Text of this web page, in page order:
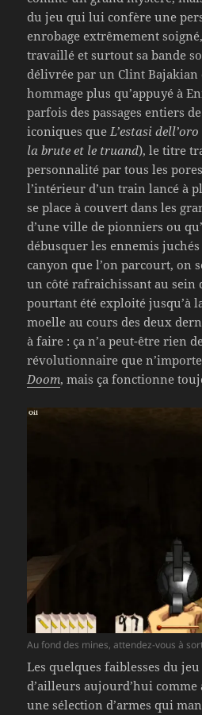
du jeu qui lui confère une
enrobage extrêmement
travaillé et surtout sa bande
délivrée par un Clint
hommage plus qu’appuyé à
parfois des passages entiers
iconiques queL’estasi dell’oro
la brute et le truand), le titre
personnalité par tous les
l’intérieur d’un train lancé à
se place à couvert dans les
d’une ville de pionniers ou
débusquer les ennemis
canyon que l’on parcourt, on
un côté rafraichissant au sein
pourtant été exploité jusqu’à
moelle au cours des deux
à faire : ça n’a peut-être rien
révolutionnaire que
Doom, mais ça fonctionne
Au fond des mines, attendez-vous à
Les quelques faiblesses du
d’ailleurs aujourd’hui comme
une sélection d’armes qui